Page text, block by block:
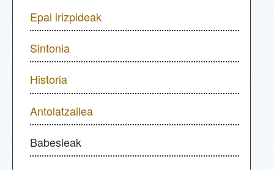
Epai irizpideak
Sintonia
Historia
Antolatzailea
Babesleak